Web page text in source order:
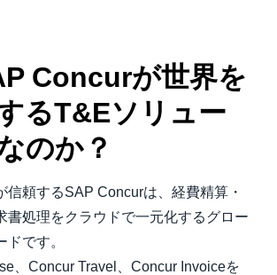
Concurが世界を
るT&Eソリュー
のか？
信頼するSAP Concurは、経費精算・
書処理をクラウドで一元化するグロー
です。
、Concur Travel、Concur Invoiceを